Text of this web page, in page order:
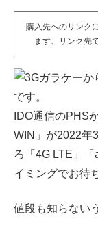
購入先へのリンク
ます、リンク先
IDO通信のPHS
WIN」が2022年
ろ「4G LTE」
イミングでお待
値段も知らない